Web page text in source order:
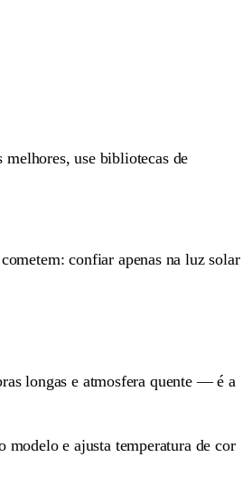
use bibliotecas de
confiar apenas na luz solar
longas e atmosfera quente — é a
e ajusta temperatura de cor